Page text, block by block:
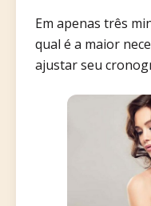
Em apenas três
qual é a maior
ajustar seu